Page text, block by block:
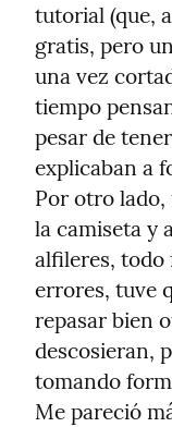
tutorial (que,
gratis, pero
una vez
tiempo
pesar de
explicaban a
Por otro lado,
la camiseta y
alfileres, todo
errores, tuve
repasar bien
descosieran,
tomando
Me pareció